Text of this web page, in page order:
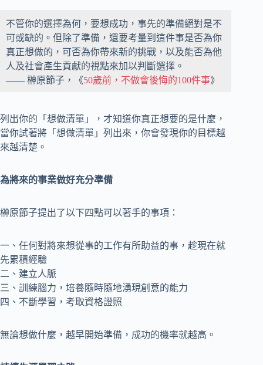
不管你的選擇為何，要想成功，事先的準備絕對是不
可或缺的。但除了準備，還要考量到這件事是否為你
真正想做的，可否為你帶來新的挑戰，以及能否為他
人及社會產生貢獻的視點來加以判斷選擇。
—— 榊原節子，《50歲前，不做會後悔的100件事》
列出你的「想做清單」，才知道你真正想要的是什麼，
當你試著將「想做清單」列出來，你會發現你的目標越
來越清楚。
為將來的事業做好充分準備
榊原節子提出了以下四點可以著手的事項：
一、任何對將來想從事的工作有所助益的事，趁現在就
先累積經驗
二、建立人脈
三、訓練腦力，培養隨時隨地湧現創意的能力
四、不斷學習，考取資格證照
無論想做什麼，越早開始準備，成功的機率就越高。